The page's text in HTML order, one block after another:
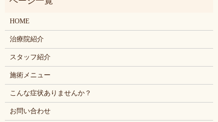
HOME
治療院紹介
スタッフ紹介
施術メニュー
こんな症状ありませんか？
お問い合わせ